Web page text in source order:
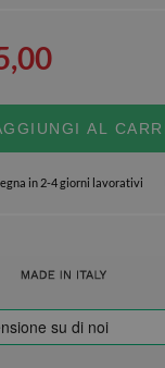
AL
in 2-4 giorni lavorativi